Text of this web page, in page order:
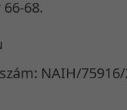
68.
NAIH/